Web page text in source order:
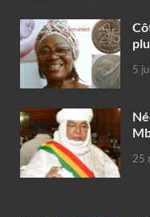
5
25